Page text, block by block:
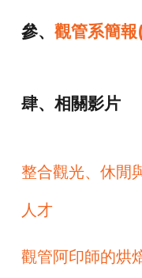
參、觀管系簡
肆、相關影片
整合觀光、休閒
⼈才
觀管阿印師的烘